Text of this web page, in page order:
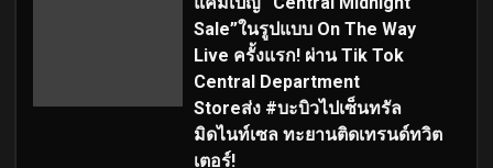
Sale”ในรูปแบบ On The Way
Live ครั้งแรก! ผ่าน Tik Tok
Central Department
Storeส่ง #บะบิวไปเซ็นทรัล
มิดไนท์เซล ทะยานติดเทรนด์ทวิต
เตอร์!